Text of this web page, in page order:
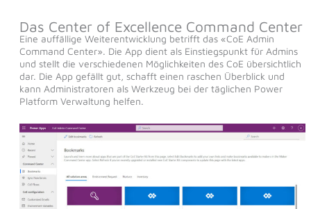
Das Center of Excellence Command Center
Eine auffällige Weiterentwicklung betrifft das «CoE Admin
Command Center». Die App dient als Einstiegspunkt für Admins
und stellt die verschiedenen Möglichkeiten des CoE übersichtlich
dar. Die App gefällt gut, schafft einen raschen Überblick und
kann Administratoren als Werkzeug bei der täglichen Power
Platform Verwaltung helfen.